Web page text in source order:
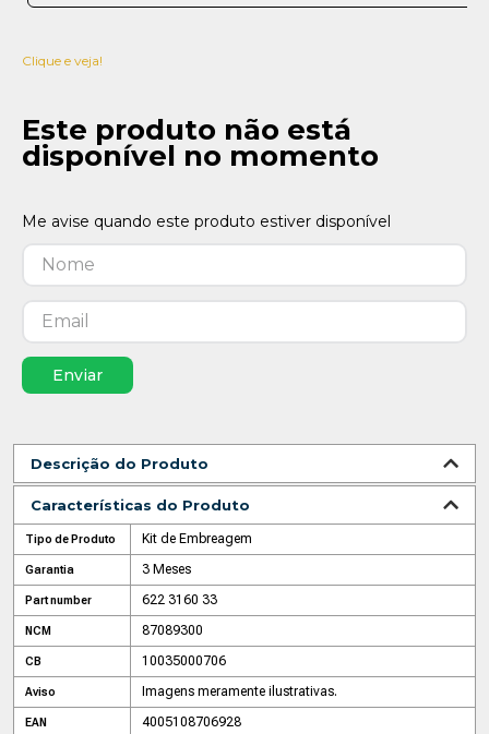
Clique e veja!
Este produto não está
disponível no momento
Enviar
Descrição do Produto
Características do Produto
Tipo de Produto Kit de Embreagem
Garantia 3 Meses
Part number 622 3160 33
NCM 87089300
CB 10035000706
Aviso Imagens meramente ilustrativas.
EAN 4005108706928